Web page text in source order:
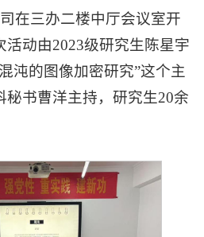
在三办二楼中厅会议室开
活动由2023级研究生陈星宇
沌的图像加密研究”这个主
秘书曹洋主持，研究生20余